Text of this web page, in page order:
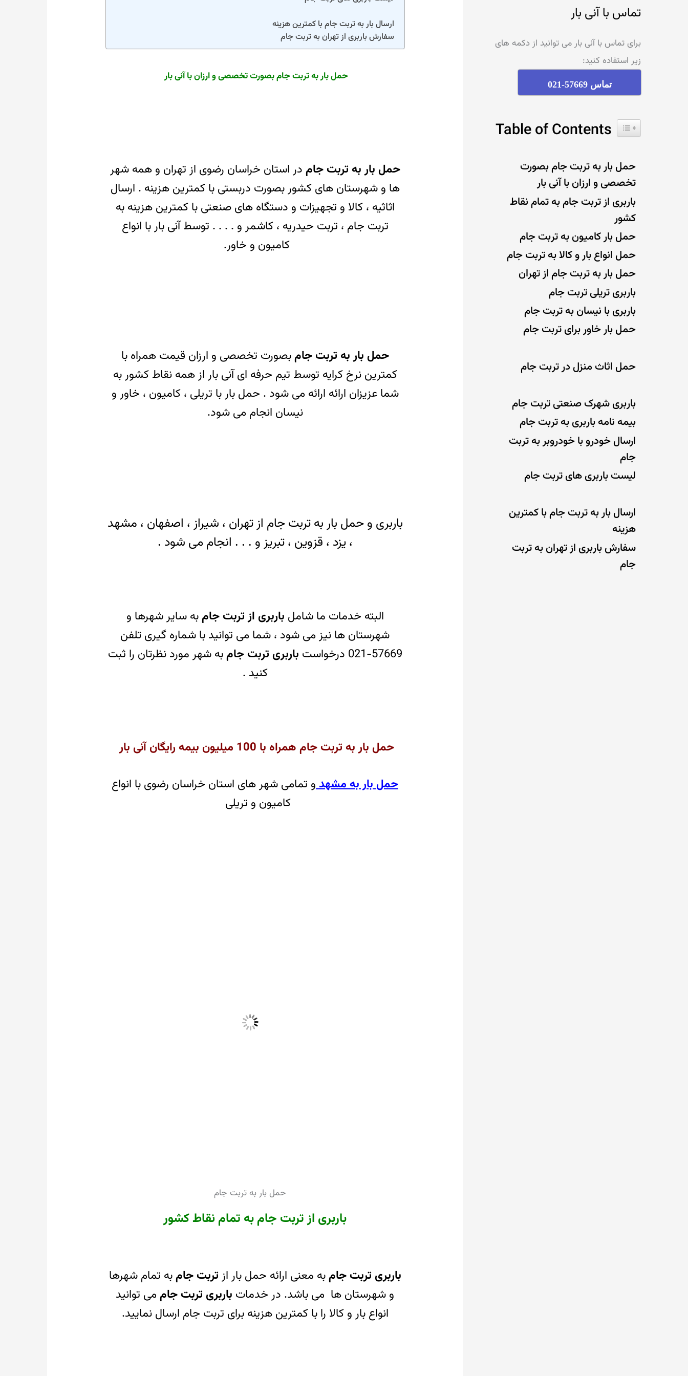
تماس با آنی بار
برای تماس با آنی بار می توانید از دکمه های
زیر استفاده کنید:
تماس 57669-021
Table of Contents
حمل بار به تربت جام بصورت
تخصصی و ارزان با آنی بار
باربری از تربت جام به تمام نقاط
کشور
حمل بار کامیون به تربت جام
حمل انواع بار و کالا به تربت جام
حمل بار به تربت جام از تهران
باربری تریلی تربت جام
باربری با نیسان به تربت جام
حمل بار خاور برای تربت جام
حمل اثاث منزل در تربت جام
باربری شهرک صنعتی تربت جام
بیمه نامه باربری به تربت جام
ارسال خودرو با خودروبر به تربت
جام
لیست باربری های تربت جام
ارسال بار به تربت جام با کمترین
هزینه
سفارش باربری از تهران به تربت
جام
ارسال بار به تربت جام با کمترین هزینه
سفارش باربری از تهران به تربت جام
حمل بار به تربت جام بصورت تخصصی و ارزان با آنی بار
حمل بار به تربت جام در استان خراسان رضوی از تهران و همه شهر
ها و شهرستان های کشور بصورت دربستی با کمترین هزینه . ارسال
اثاثیه ، کالا و تجهیزات و دستگاه های صنعتی با کمترین هزینه به
تربت جام ، تربت حیدریه ، کاشمر و . . . . توسط آنی بار با انواع
کامیون و خاور.
حمل بار به تربت جامبصورت تخصصی و ارزان قیمت همراه با
کمترین نرخ کرایه توسط تیم حرفه ای آنی بار از همه نقاط کشور به
شما عزیزان ارائه ارائه می شود . حمل بار با تریلی ، کامیون ، خاور و
نیسان انجام می شود.
باربری و حمل بار به تربت جام از تهران ، شیراز ، اصفهان ، مشهد
، یزد ، قزوین ، تبریز و . . . انجام می شود .
البته خدمات ما شامل باربری از تربت جامبه سایر شهرها و
شهرستان ها نیز می شود ، شما می توانید با شماره گیری تلفن
57669-021 درخواست
باربری تربت جامبه شهر مورد نظرتان را ثبت
کنید .
حمل بار به تربت جام همراه با 100 میلیون بیمه رایگان آنی بار
حمل بار به مشهد و تمامی شهر های استان خراسان رضوی با انواع
کامیون و تریلی
حمل بار به تربت جام
باربری از تربت جام به تمام نقاط کشور
باربری تربت جامبه معنی ارائه حمل بار از تربت جامبه تمام شهرها
و شهرستان ها می باشد. در خدمات باربری تربت جام می توانید
انواع بار و کالا را با کمترین هزینه برای تربت جام ارسال نمایید.